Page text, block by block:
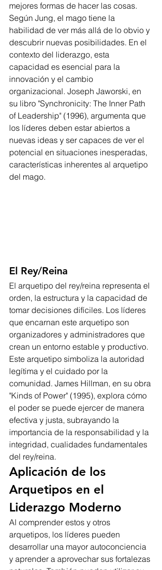
mejores formas de hacer las cosas.
Según Jung, el mago tiene la
habilidad de ver más allá de lo obvio y
descubrir nuevas posibilidades. En el
contexto del liderazgo, esta
capacidad es esencial para la
innovación y el cambio
organizacional. Joseph Jaworski, en
su libro "Synchronicity: The Inner Path
of Leadership" (1996), argumenta que
los líderes deben estar abiertos a
nuevas ideas y ser capaces de ver el
potencial en situaciones inesperadas,
características inherentes al arquetipo
del mago.
El Rey/Reina
El arquetipo del rey/reina representa el
orden, la estructura y la capacidad de
tomar decisiones difíciles. Los líderes
que encarnan este arquetipo son
organizadores y administradores que
crean un entorno estable y productivo.
Este arquetipo simboliza la autoridad
legítima y el cuidado por la
comunidad. James Hillman, en su obra
"Kinds of Power" (1995), explora cómo
el poder se puede ejercer de manera
efectiva y justa, subrayando la
importancia de la responsabilidad y la
integridad, cualidades fundamentales
del rey/reina.
Aplicación de los
Arquetipos en el
Liderazgo Moderno
Al comprender estos y otros
arquetipos, los líderes pueden
desarrollar una mayor autoconciencia
y aprender a aprovechar sus fortalezas